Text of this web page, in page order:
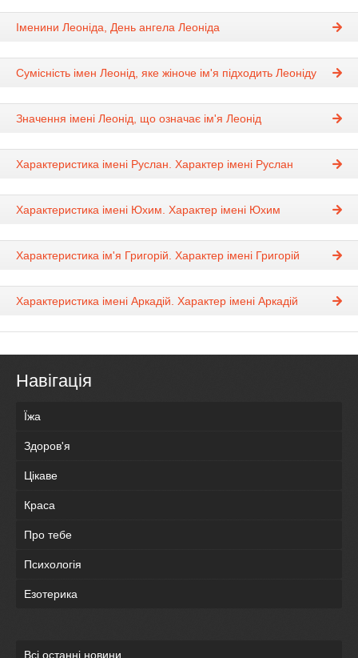
Іменини Леоніда, День ангела Леоніда
Сумісність імен Леонід, яке жіноче ім'я підходить Леоніду
Значення імені Леонід, що означає ім'я Леонід
Характеристика імені Руслан. Характер імені Руслан
Характеристика імені Юхим. Характер імені Юхим
Характеристика ім'я Григорій. Характер імені Григорій
Характеристика імені Аркадій. Характер імені Аркадій
Навігація
Їжа
Здоров'я
Цікаве
Краса
Про тебе
Психологія
Езотерика
Всі останні новини